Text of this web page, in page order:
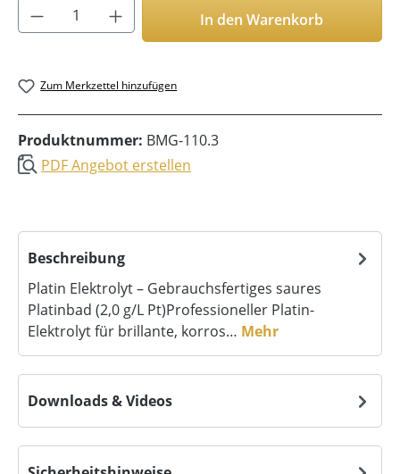
Produkt Anzahl: Gib den gewünschten
In den Warenkorb
Zum Merkzettel hinzufügen
Produktnummer: BMG-110.3
PDF Angebot erstellen
Beschreibung
Platin Elektrolyt – Gebrauchsfertiges saures
Platinbad (2,0 g/L Pt)Professioneller Platin-
Elektrolyt für brillante, korros… Mehr
Downloads & Videos